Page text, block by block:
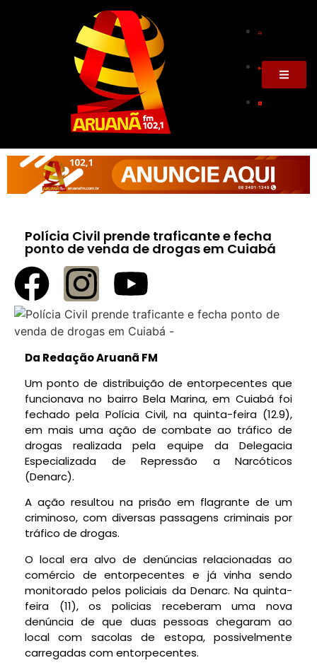
Polícia Civil prende traficante e fecha
ponto de venda de drogas em Cuiabá
Da Redação Aruanã FM
Um ponto de distribuição de entorpecentes que
funcionava no bairro Bela Marina, em Cuiabá foi
fechado pela Polícia Civil, na quinta-feira (12.9),
em mais uma ação de combate ao tráfico de
drogas realizada pela equipe da Delegacia
Especializada de Repressão a Narcóticos
(Denarc).
A ação resultou na prisão em flagrante de um
criminoso, com diversas passagens criminais por
tráfico de drogas.
O local era alvo de denúncias relacionadas ao
comércio de entorpecentes e já vinha sendo
monitorado pelos policiais da Denarc. Na quinta-
feira (11), os policias receberam uma nova
denúncia de que duas pessoas chegaram ao
local com sacolas de estopa, possivelmente
carregadas com entorpecentes.